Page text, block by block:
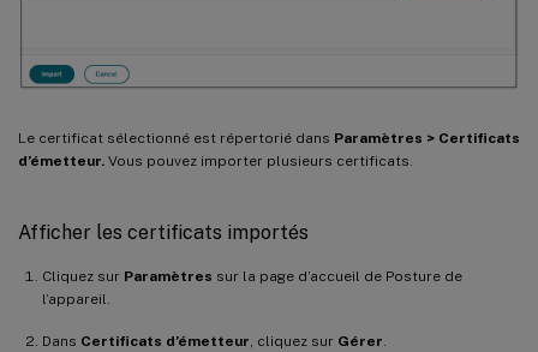
Le certificat sélectionné est répertorié dans Paramètres > Certificats
d’émetteur. Vous pouvez importer plusieurs certificats.
Afficher les certificats importés
Cliquez sur Paramètres sur la page d’accueil de Posture de
l’appareil.
Dans Certificats d’émetteur, cliquez sur Gérer.